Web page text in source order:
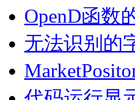
OpenD函数
无法识别的